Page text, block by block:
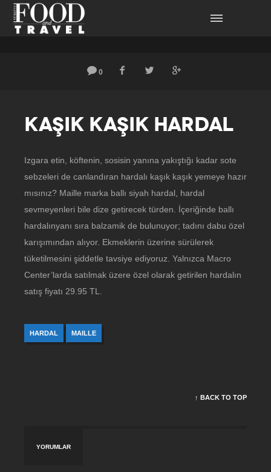
0
KAŞIK KAŞIK HARDAL
Izgara etin, köftenin, sosisin yanına yakıştığı kadar sote
sebzeleri de canlandıran hardalı kaşık kaşık yemeye hazır
mısınız? Maille marka ballı siyah hardal, hardal
sevmeyenleri bile dize getirecek türden. İçeriğinde ballı
hardalınyanı sıra balzamik de bulunuyor; tadını dabu özel
karışımından alıyor. Ekmeklerin üzerine sürülerek
tüketilmesini şiddetle tavsiye ediyoruz. Yalnızca Macro
Center’larda satılmak üzere özel olarak getirilen hardalın
satış fiyatı 29.95 TL.
HARDAL MAILLE
↑ BACK TO TOP
YORUMLAR